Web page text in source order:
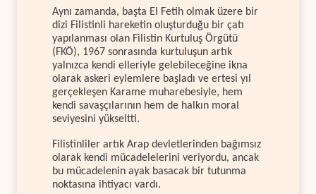
Aynı zamanda, başta El Fetih olmak üzere bir
dizi Filistinli hareketin oluşturduğu bir çatı
yapılanması olan Filistin Kurtuluş Örgütü
(FKÖ), 1967 sonrasında kurtuluşun artık
yalnızca kendi elleriyle gelebileceğine ikna
olarak askeri eylemlere başladı ve ertesi yıl
gerçekleşen Karame muharebesiyle, hem
kendi savaşçılarının hem de halkın moral
seviyesini yükseltti.
Filistinliler artık Arap devletlerinden bağımsız
olarak kendi mücadelelerini veriyordu, ancak
bu mücadelenin ayak basacak bir tutunma
noktasına ihtiyacı vardı.